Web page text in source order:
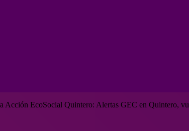
Acción EcoSocial Quintero: Alertas GEC en Quintero,